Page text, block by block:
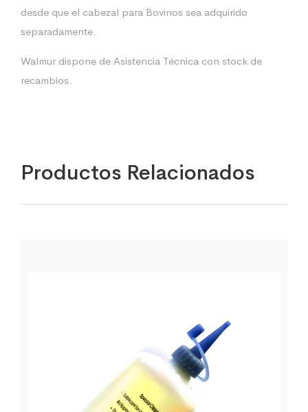
desde que el cabezal para Bovinos sea adquirido
separadamente.
Walmur dispone de Asistencia Técnica con stock de
recambios.
Productos Relacionados